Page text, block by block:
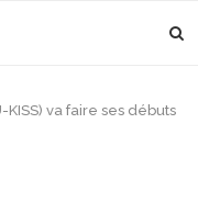
KISS) va faire ses débuts